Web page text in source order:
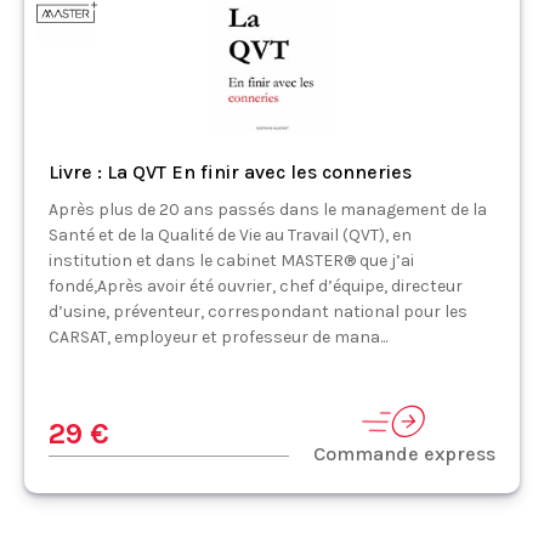
Livre : La QVT En finir avec les conneries
Après plus de 20 ans passés dans le management de la
Santé et de la Qualité de Vie au Travail (QVT), en
institution et dans le cabinet MASTER® que j’ai
fondé,Après avoir été ouvrier, chef d’équipe, directeur
d’usine, préventeur, correspondant national pour les
CARSAT, employeur et professeur de mana...
29 €
Commande express